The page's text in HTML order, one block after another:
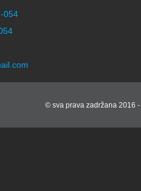
054
© sva prava zadržana 2016 -